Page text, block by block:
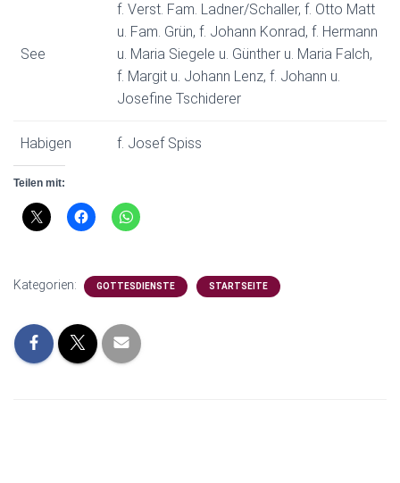
See
f. Verst. Fam. Ladner/Schaller, f. Otto Matt
u. Fam. Grün, f. Johann Konrad, f. Hermann
u. Maria Siegele u. Günther u. Maria Falch,
f. Margit u. Johann Lenz, f. Johann u.
Josefine Tschiderer
Habigen f. Josef Spiss
Teilen mit:
Kategorien: GOTTESDIENSTE STARTSEITE